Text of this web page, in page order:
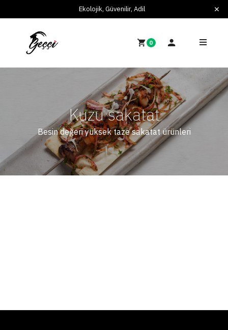
Ekolojik, Güvenilir, Adil
0
Kuzu sakatat
Besin değeri yüksek taze sakatat ürünleri